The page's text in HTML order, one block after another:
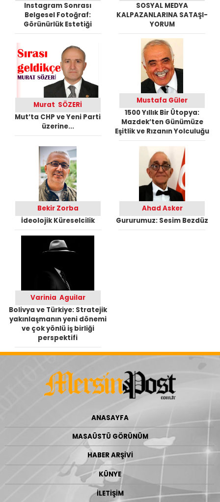
Instagram Sonrası
Belgesel Fotoğraf:
Görünürlük Estetiği
SOSYAL MEDYA
KALPAZANLARINA SATAŞI-
YORUM
Murat SÖZERİ
Mut’ta CHP ve Yeni Parti
üzerine...
Mustafa Güler
1500 Yıllık Bir Ütopya:
Mazdek’ten Günümüze
Eşitlik ve Rızanın Yolculuğu
Bekir Zorba
İdeolojik Küreselcilik
Ahad Asker
Gururumuz: Sesim Bezdüz
Varinia Aguilar
Bolivya ve Türkiye: Stratejik
yakınlaşmanın yeni dönemi
ve çok yönlü iş birliği
perspektifi
ANASAYFA
MASAÜSTÜ GÖRÜNÜM
HABER ARŞİVİ
KÜNYE
İLETİŞİM